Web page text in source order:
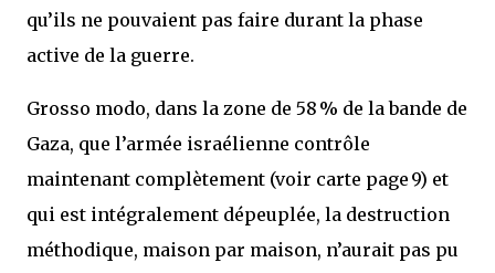
qu’ils ne pouvaient pas faire durant la phase
active de la guerre.
Grosso modo, dans la zone de 58 % de la bande de
Gaza, que l’armée israélienne contrôle
maintenant complètement (voir carte page 9) et
qui est intégralement dépeuplée, la destruction
méthodique, maison par maison, n’aurait pas pu